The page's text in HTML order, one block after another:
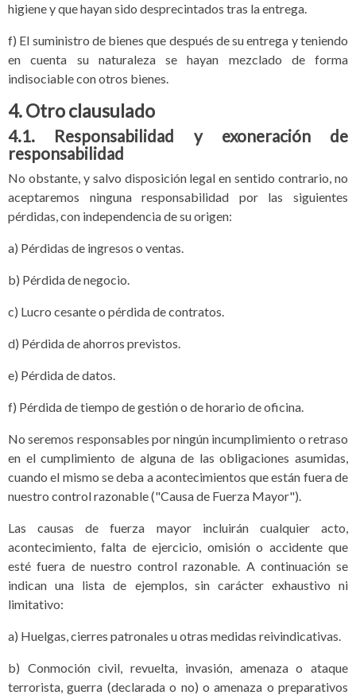
higiene y que hayan sido desprecintados tras la entrega.
f) El suministro de bienes que después de su entrega y teniendo
en cuenta su naturaleza se hayan mezclado de forma
indisociable con otros bienes.
4. Otro clausulado
4.1. Responsabilidad y exoneración de
responsabilidad
No obstante, y salvo disposición legal en sentido contrario, no
aceptaremos ninguna responsabilidad por las siguientes
pérdidas, con independencia de su origen:
a) Pérdidas de ingresos o ventas.
b) Pérdida de negocio.
c) Lucro cesante o pérdida de contratos.
d) Pérdida de ahorros previstos.
e) Pérdida de datos.
f) Pérdida de tiempo de gestión o de horario de oficina.
No seremos responsables por ningún incumplimiento o retraso
en el cumplimiento de alguna de las obligaciones asumidas,
cuando el mismo se deba a acontecimientos que están fuera de
nuestro control razonable ("Causa de Fuerza Mayor").
Las causas de fuerza mayor incluirán cualquier acto,
acontecimiento, falta de ejercicio, omisión o accidente que
esté fuera de nuestro control razonable. A continuación se
indican una lista de ejemplos, sin carácter exhaustivo ni
limitativo:
a) Huelgas, cierres patronales u otras medidas reivindicativas.
b) Conmoción civil, revuelta, invasión, amenaza o ataque
terrorista, guerra (declarada o no) o amenaza o preparativos